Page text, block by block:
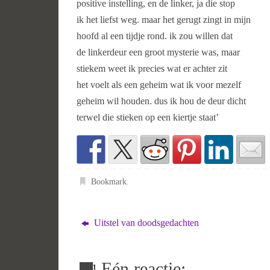
positive instelling, en de linker, ja die stop
ik het liefst weg. maar het gerugt zingt in mijn
hoofd al een tijdje rond. ik zou willen dat
de linkerdeur een groot mysterie was, maar
stiekem weet ik precies wat er achter zit
het voelt als een geheim wat ik voor mezelf
geheim wil houden. dus ik hou de deur dicht
terwel die stieken op een kiertje staat’
Bookmark
Uitstel van doodsgedachten